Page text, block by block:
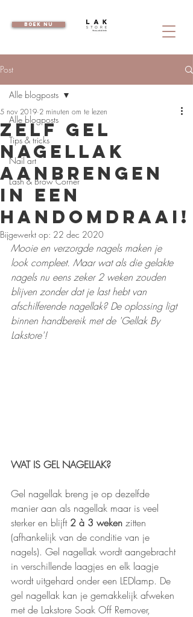
boek nu
Post
Alle blogposts
Tips & tricks
Nail art
Lash & Brow Corner
Alle blogposts
Zelf gel
nagellak
aanbrengen
in een
handomdraai!
5 nov 2019 2 minuten om te lezen
Bijgewerkt op: 22 dec 2020
Mooie en verzorgde nagels maken je
look compleet. Maar wat als die gelakte
nagels nu eens zeker 2 weken zouden
blijven zonder dat je last hebt van
afschilferende nagellak? De oplossing ligt
binnen handbereik met de 'Gellak By
Lakstore'!
WAT IS GEL NAGELLAK?
Gel nagellak breng je op dezelfde
manier aan als nagellak maar is veel
sterker en blijft 2 à 3 weken zitten
(afhankelijk van de conditie van je
nagels). Gel nagellak wordt aangebracht
in verschillende laagjes en elk laagje
wordt uitgehard onder een LEDlamp. De
gel nagellak kan je gemakkelijk afweken
met de Lakstore Soak Off Remover,